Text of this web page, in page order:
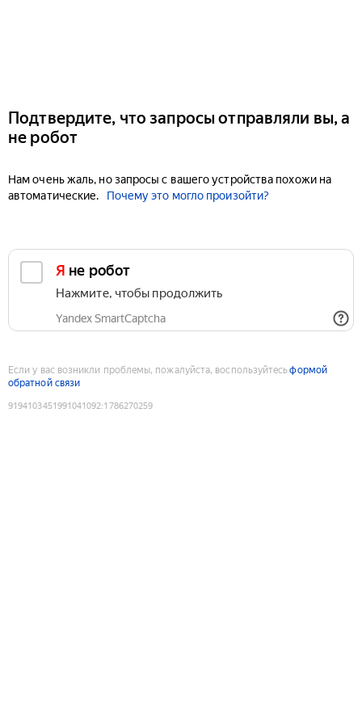
Подтвердите, что запросы отправляли вы, а
не робот
Нам очень жаль, но запросы с вашего устройства похожи на
автоматические.
Почему это могло произойти?
Я не робот
Нажмите, чтобы продолжить
Yandex SmartCaptcha
Если у вас возникли проблемы, пожалуйста, воспользуйтесьформой
обратной связи
9194103451991041092:1786270259